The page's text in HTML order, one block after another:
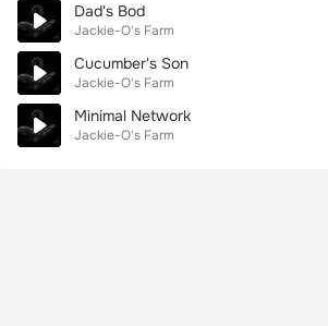
Dad's Bod
Jackie-O's Farm
Cucumber's Son
Jackie-O's Farm
Minimal Network
Jackie-O's Farm